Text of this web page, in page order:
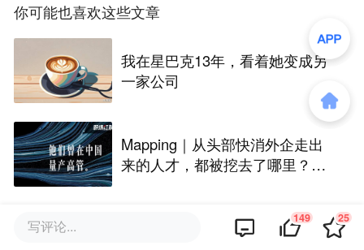
你可能也喜欢这些文章
我在星巴克13年，看着她变成另
一家公司
Mapping｜从头部快消外企走出
来的人才，都被挖去了哪里？
耐克中国需要安踏徐阳
写评论... 149 25